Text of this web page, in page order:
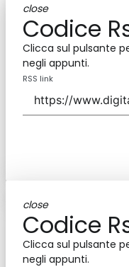
close
Codice
Clicca sul pulsante
negli appunti.
RSS link
close
Codice
Clicca sul pulsante
negli appunti.